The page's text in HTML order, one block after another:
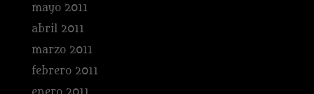
mayo 2011
abril 2011
marzo 2011
febrero 2011